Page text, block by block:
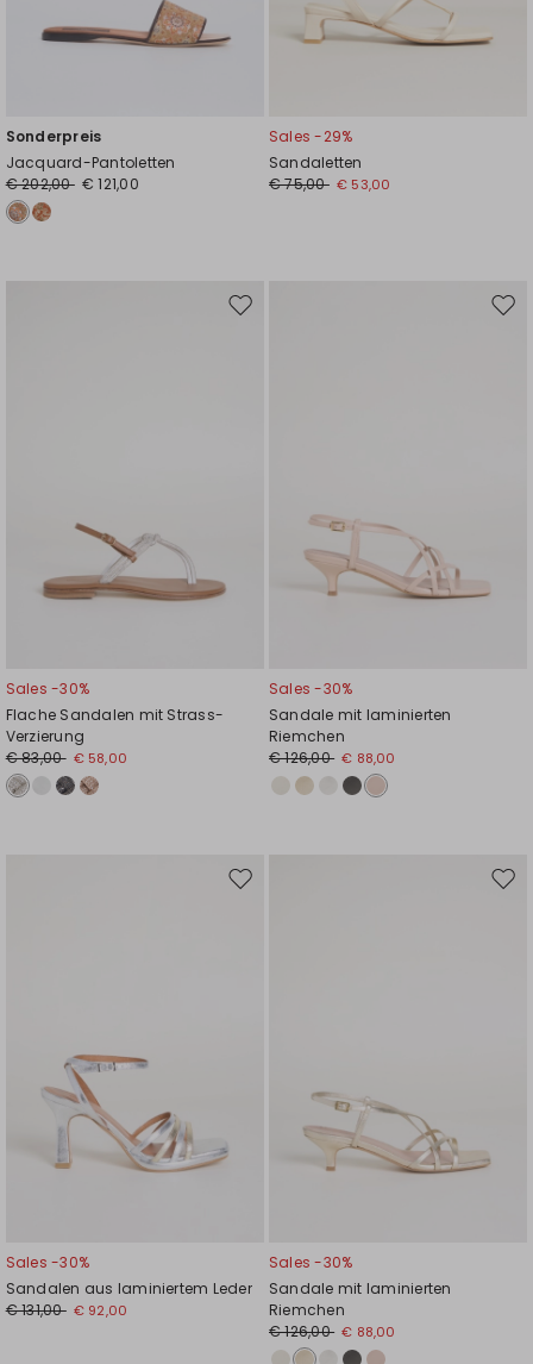
Sonderpreis
Jacquard-Pantoletten
€ 202,00 € 121,00
Sales -29%
Sandaletten
€ 75,00 € 53,00
Auf
Sales -30%
Flache Sandalen mit Strass-
Verzierung
€ 83,00 € 58,00
Auf
Sales -30%
Sandale mit laminierten
Riemchen
€ 126,00 € 88,00
Auf
Sales -30%
Sandalen aus laminiertem Leder
€ 131,00 € 92,00
Auf
Sales -30%
Sandale mit laminierten
Riemchen
€ 126,00 € 88,00